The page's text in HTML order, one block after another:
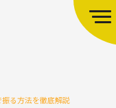
る方法を徹底解説